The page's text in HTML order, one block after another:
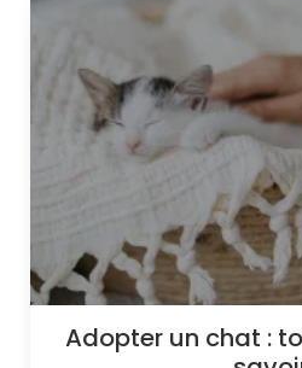
Adopter un chat :